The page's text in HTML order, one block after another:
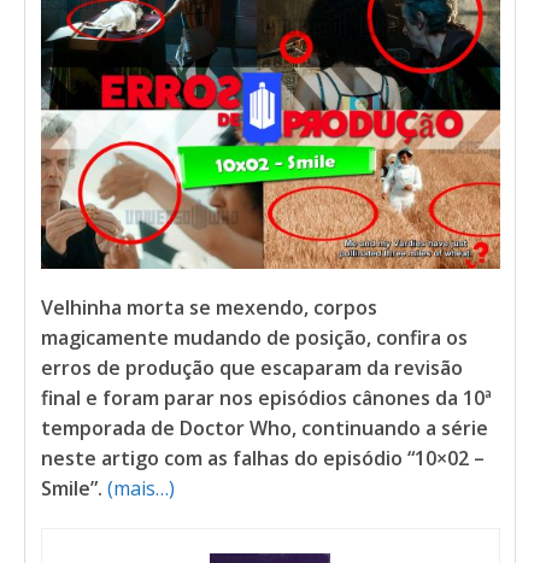
Velhinha morta se mexendo, corpos
magicamente mudando de posição, confira os
erros de produção que escaparam da revisão
final e foram parar nos episódios cânones da 10ª
temporada de Doctor Who, continuando a série
neste artigo com as falhas do episódio “10×02 –
Smile”. (mais…)